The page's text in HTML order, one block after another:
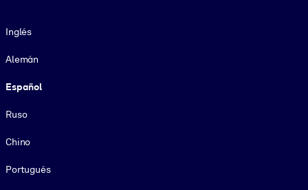
Inglés
Alemán
Español
Ruso
Chino
Portugués